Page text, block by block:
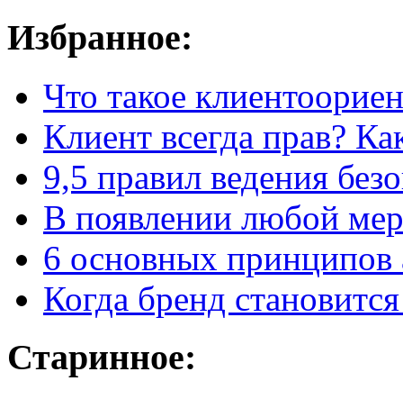
Избранное:
Что такое
Клиент всегда прав?
9,5 правил ведения
В появлении любой
6 основных принципов
Когда бренд
Старинное: